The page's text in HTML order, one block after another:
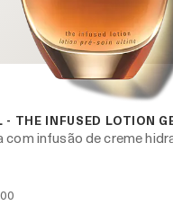
- THE INFUSED LOTION
com infusão de creme